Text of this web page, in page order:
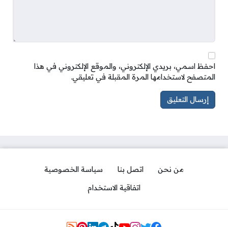
احفظ اسمي، بريدي الإلكتروني، والموقع الإلكتروني في هذا
المتصفح لاستخدامها المرة المقبلة في تعليقي.
من نحن اتصل بنا
سياسة الخصوصية
اتفاقية الاستخدام